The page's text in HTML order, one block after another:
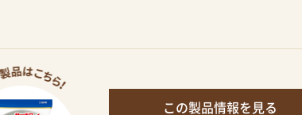
この製品情報を見る